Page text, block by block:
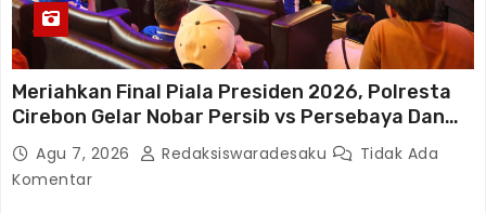
Meriahkan Final Piala Presiden 2026, Polresta
Cirebon Gelar Nobar Persib vs Persebaya Dan
Bagi-Bagi Motor Listrik
Agu 7, 2026 Redaksiswaradesaku
Tidak Ada
Komentar